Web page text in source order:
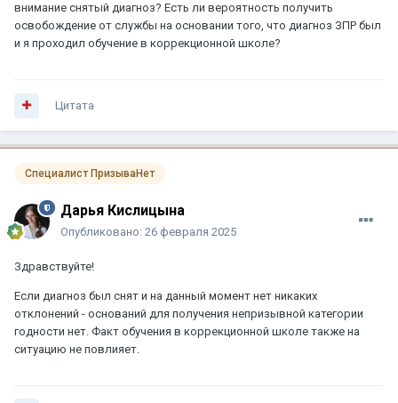
внимание снятый диагноз? Есть ли вероятность получить
освобождение от службы на основании того, что диагноз ЗПР был
и я проходил обучение в коррекционной школе?
Цитата
Специалист ПризываНет
Дарья Кислицына
Опубликовано: 26 февраля 2025
Здравствуйте!
Если диагноз был снят и на данный момент нет никаких
отклонений - оснований для получения непризывной категории
годности нет. Факт обучения в коррекционной школе также на
ситуацию не повлияет.